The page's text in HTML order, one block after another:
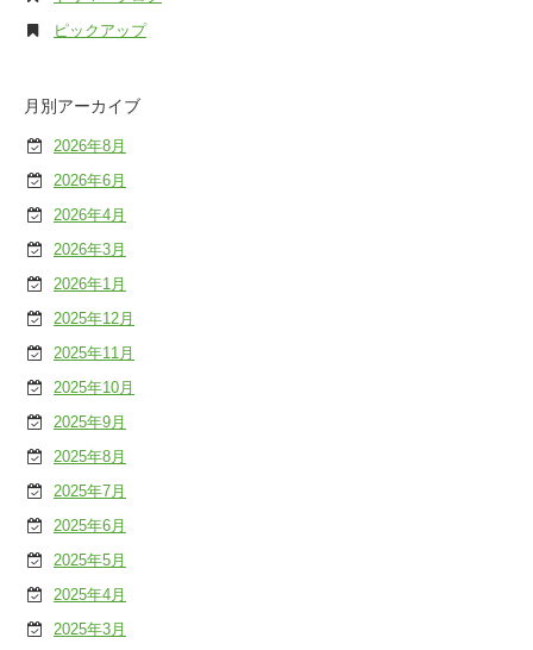
ピックアップ
月別アーカイブ
2026年8月
2026年6月
2026年4月
2026年3月
2026年1月
2025年12月
2025年11月
2025年10月
2025年9月
2025年8月
2025年7月
2025年6月
2025年5月
2025年4月
2025年3月